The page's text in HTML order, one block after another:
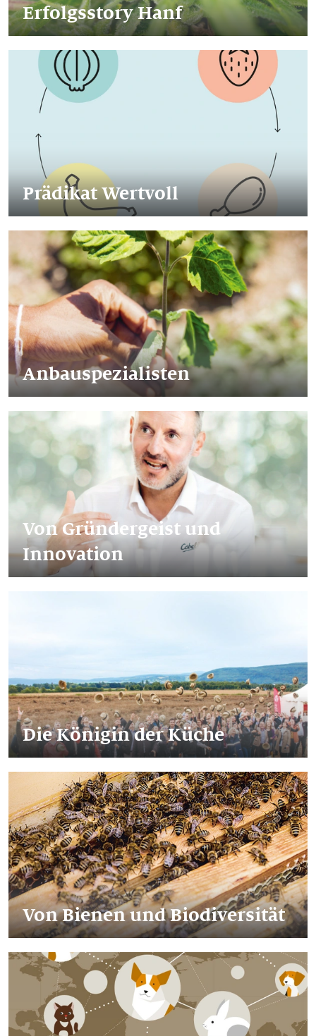
Erfolgsstory Hanf
Prädikat Wertvoll
Anbauspezialisten
Von Gründergeist und
Innovation
Die Königin der Küche
Von Bienen und Biodiversität